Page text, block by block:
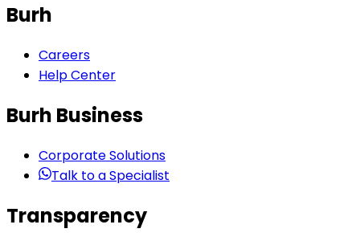
Burh
Careers
Help Center
Burh Business
Corporate Solutions
Talk to a Specialist
Transparency